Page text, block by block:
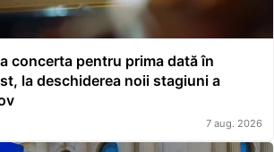
concerta pentru prima dată în
la deschiderea noii stagiuni a
7 aug. 2026